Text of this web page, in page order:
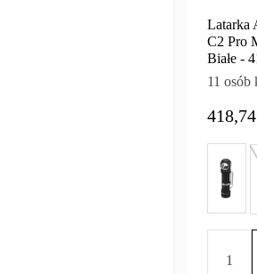
Latarka
C2 Pro
Białe -
11 osób